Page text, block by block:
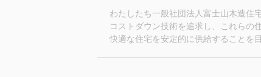
わたしたち一般社団法人富士山木造住
コストダウン技術を追求し、これらの
快適な住宅を安定的に供給することを